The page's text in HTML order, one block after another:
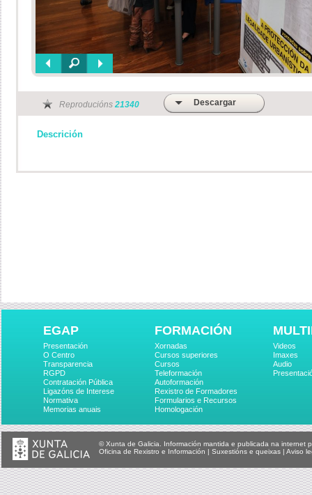
Reproducións 21340 Descargar
Descrición
EGAP
Presentación
O Centro
Transparencia
RGPD
Contratación Pública
Ligazóns de Interese
Normativa
Memorias anuais
FORMACIÓN
Xornadas
Cursos superiores
Cursos
Teleformación
Autoformación
Rexistro de Formadores
Formularios e Recursos
Homologación
Videos
Imaxes
Audio
© Xunta de Galicia. Información mantida e publicada na internet
Oficina de Rexistro e Información | Suxestións e queixas | Aviso